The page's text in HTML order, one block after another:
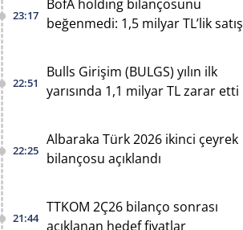
23:17
BofA holding bilançosunu
beğenmedi: 1,5 milyar TL’lik satış
22:51
Bulls Girişim (BULGS) yılın ilk
yarısında 1,1 milyar TL zarar etti
22:25
Albaraka Türk 2026 ikinci çeyrek
bilançosu açıklandı
21:44
TTKOM 2Ç26 bilanço sonrası
açıklanan hedef fiyatlar